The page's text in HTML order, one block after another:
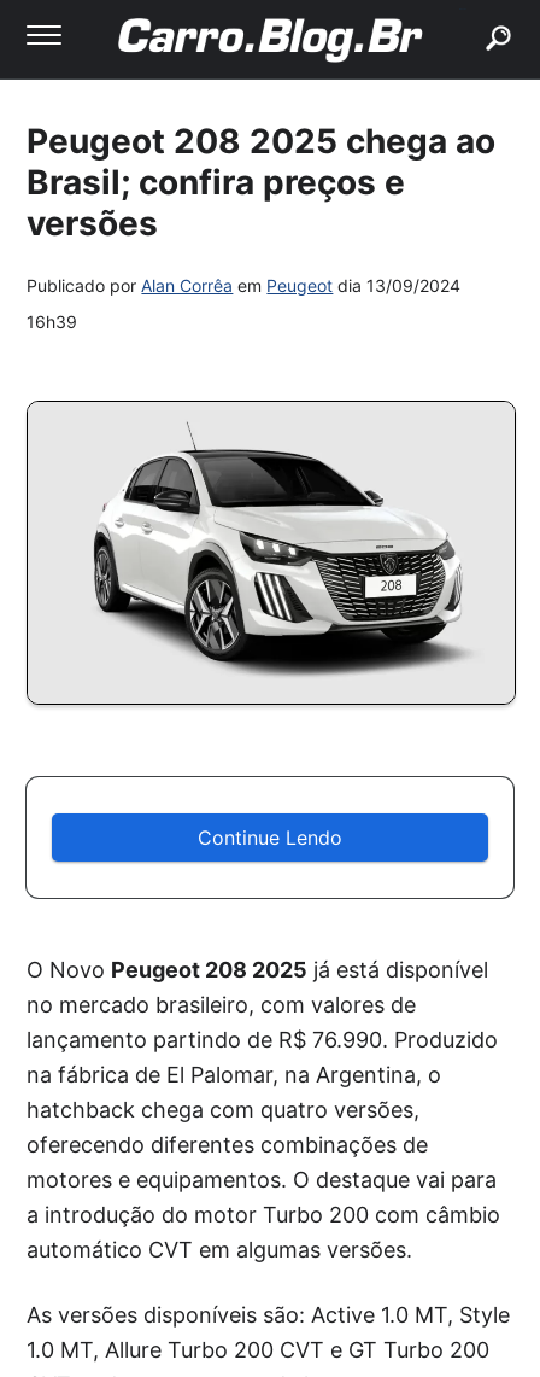
Peugeot 208 2025 chega ao
Brasil; confira preços e
versões
Publicado porAlan Corrêa em Peugeot dia13/09/2024
16h39
Continue Lendo
O Novo Peugeot 208 2025 já está disponível
no mercado brasileiro, com valores de
lançamento partindo de R$ 76.990. Produzido
na fábrica de El Palomar, na Argentina, o
hatchback chega com quatro versões,
oferecendo diferentes combinações de
motores e equipamentos. O destaque vai para
a introdução do motor Turbo 200 com câmbio
automático CVT em algumas versões.
As versões disponíveis são: Active 1.0 MT, Style
1.0 MT, Allure Turbo 200 CVT e GT Turbo 200